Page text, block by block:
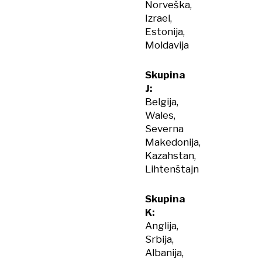
Norveška,
Izrael,
Estonija,
Moldavija
Skupina
J:
Belgija,
Wales,
Severna
Makedonija,
Kazahstan,
Lihtenštajn
Skupina
K:
Anglija,
Srbija,
Albanija,